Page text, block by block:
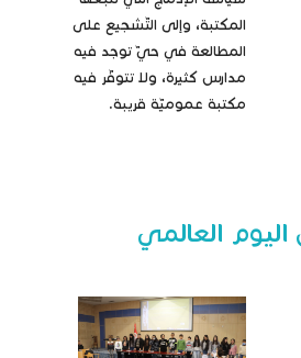
المكتبة، وإلى التّشجيع على
المطالعة في حيّ توجد فيه
مدارس كثيرة، ولا تتوفّر فيه
مكتبة عموميّة قريبة.
اليوم العالمي